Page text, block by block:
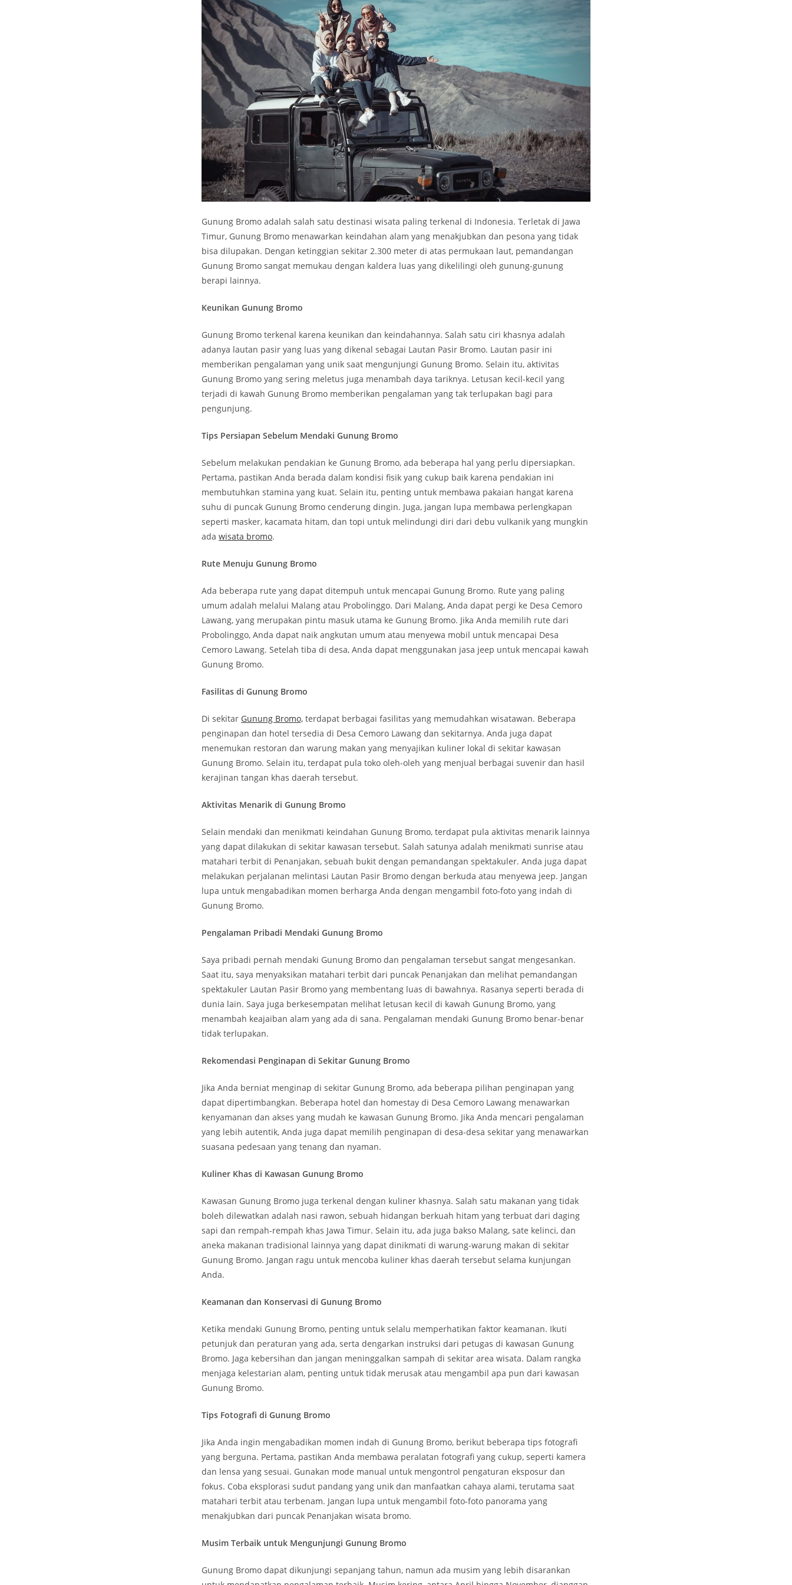
Gunung Bromo adalah salah satu destinasi wisata paling terkenal di Indonesia. Terletak di Jawa
Timur, Gunung Bromo menawarkan keindahan alam yang menakjubkan dan pesona yang tidak
bisa dilupakan. Dengan ketinggian sekitar 2.300 meter di atas permukaan laut, pemandangan
Gunung Bromo sangat memukau dengan kaldera luas yang dikelilingi oleh gunung-gunung
berapi lainnya.
Keunikan Gunung Bromo
Gunung Bromo terkenal karena keunikan dan keindahannya. Salah satu ciri khasnya adalah
adanya lautan pasir yang luas yang dikenal sebagai Lautan Pasir Bromo. Lautan pasir ini
memberikan pengalaman yang unik saat mengunjungi Gunung Bromo. Selain itu, aktivitas
Gunung Bromo yang sering meletus juga menambah daya tariknya. Letusan kecil-kecil yang
terjadi di kawah Gunung Bromo memberikan pengalaman yang tak terlupakan bagi para
pengunjung.
Tips Persiapan Sebelum Mendaki Gunung Bromo
Sebelum melakukan pendakian ke Gunung Bromo, ada beberapa hal yang perlu dipersiapkan.
Pertama, pastikan Anda berada dalam kondisi fisik yang cukup baik karena pendakian ini
membutuhkan stamina yang kuat. Selain itu, penting untuk membawa pakaian hangat karena
suhu di puncak Gunung Bromo cenderung dingin. Juga, jangan lupa membawa perlengkapan
seperti masker, kacamata hitam, dan topi untuk melindungi diri dari debu vulkanik yang mungkin
ada wisata bromo.
Rute Menuju Gunung Bromo
Ada beberapa rute yang dapat ditempuh untuk mencapai Gunung Bromo. Rute yang paling
umum adalah melalui Malang atau Probolinggo. Dari Malang, Anda dapat pergi ke Desa Cemoro
Lawang, yang merupakan pintu masuk utama ke Gunung Bromo. Jika Anda memilih rute dari
Probolinggo, Anda dapat naik angkutan umum atau menyewa mobil untuk mencapai Desa
Cemoro Lawang. Setelah tiba di desa, Anda dapat menggunakan jasa jeep untuk mencapai kawah
Gunung Bromo.
Fasilitas di Gunung Bromo
Di sekitar Gunung Bromo, terdapat berbagai fasilitas yang memudahkan wisatawan. Beberapa
penginapan dan hotel tersedia di Desa Cemoro Lawang dan sekitarnya. Anda juga dapat
menemukan restoran dan warung makan yang menyajikan kuliner lokal di sekitar kawasan
Gunung Bromo. Selain itu, terdapat pula toko oleh-oleh yang menjual berbagai suvenir dan hasil
kerajinan tangan khas daerah tersebut.
Aktivitas Menarik di Gunung Bromo
Selain mendaki dan menikmati keindahan Gunung Bromo, terdapat pula aktivitas menarik lainnya
yang dapat dilakukan di sekitar kawasan tersebut. Salah satunya adalah menikmati sunrise atau
matahari terbit di Penanjakan, sebuah bukit dengan pemandangan spektakuler. Anda juga dapat
melakukan perjalanan melintasi Lautan Pasir Bromo dengan berkuda atau menyewa jeep. Jangan
lupa untuk mengabadikan momen berharga Anda dengan mengambil foto-foto yang indah di
Gunung Bromo.
Pengalaman Pribadi Mendaki Gunung Bromo
Saya pribadi pernah mendaki Gunung Bromo dan pengalaman tersebut sangat mengesankan.
Saat itu, saya menyaksikan matahari terbit dari puncak Penanjakan dan melihat pemandangan
spektakuler Lautan Pasir Bromo yang membentang luas di bawahnya. Rasanya seperti berada di
dunia lain. Saya juga berkesempatan melihat letusan kecil di kawah Gunung Bromo, yang
menambah keajaiban alam yang ada di sana. Pengalaman mendaki Gunung Bromo benar-benar
tidak terlupakan.
Rekomendasi Penginapan di Sekitar Gunung Bromo
Jika Anda berniat menginap di sekitar Gunung Bromo, ada beberapa pilihan penginapan yang
dapat dipertimbangkan. Beberapa hotel dan homestay di Desa Cemoro Lawang menawarkan
kenyamanan dan akses yang mudah ke kawasan Gunung Bromo. Jika Anda mencari pengalaman
yang lebih autentik, Anda juga dapat memilih penginapan di desa-desa sekitar yang menawarkan
suasana pedesaan yang tenang dan nyaman.
Kuliner Khas di Kawasan Gunung Bromo
Kawasan Gunung Bromo juga terkenal dengan kuliner khasnya. Salah satu makanan yang tidak
boleh dilewatkan adalah nasi rawon, sebuah hidangan berkuah hitam yang terbuat dari daging
sapi dan rempah-rempah khas Jawa Timur. Selain itu, ada juga bakso Malang, sate kelinci, dan
aneka makanan tradisional lainnya yang dapat dinikmati di warung-warung makan di sekitar
Gunung Bromo. Jangan ragu untuk mencoba kuliner khas daerah tersebut selama kunjungan
Anda.
Keamanan dan Konservasi di Gunung Bromo
Ketika mendaki Gunung Bromo, penting untuk selalu memperhatikan faktor keamanan. Ikuti
petunjuk dan peraturan yang ada, serta dengarkan instruksi dari petugas di kawasan Gunung
Bromo. Jaga kebersihan dan jangan meninggalkan sampah di sekitar area wisata. Dalam rangka
menjaga kelestarian alam, penting untuk tidak merusak atau mengambil apa pun dari kawasan
Gunung Bromo.
Tips Fotografi di Gunung Bromo
Jika Anda ingin mengabadikan momen indah di Gunung Bromo, berikut beberapa tips fotografi
yang berguna. Pertama, pastikan Anda membawa peralatan fotografi yang cukup, seperti kamera
dan lensa yang sesuai. Gunakan mode manual untuk mengontrol pengaturan eksposur dan
fokus. Coba eksplorasi sudut pandang yang unik dan manfaatkan cahaya alami, terutama saat
matahari terbit atau terbenam. Jangan lupa untuk mengambil foto-foto panorama yang
menakjubkan dari puncak Penanjakan wisata bromo.
Musim Terbaik untuk Mengunjungi Gunung Bromo
Gunung Bromo dapat dikunjungi sepanjang tahun, namun ada musim yang lebih disarankan